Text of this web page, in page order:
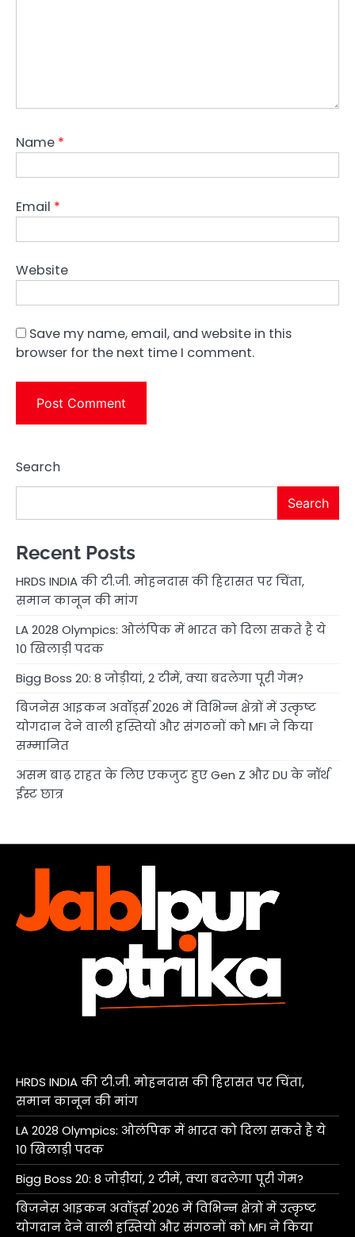
Name *
Email *
Website
Save my name, email, and website in this
browser for the next time I comment.
Search
Search
Recent Posts
HRDS INDIA की टी.जी. मोहनदास की हिरासत पर चिंता,
समान कानून की मांग
LA 2028 Olympics: ओलंपिक में भारत को दिला सकते है ये
10 खिलाड़ी पदक
Bigg Boss 20: 8 जोड़ीयां, 2 टीमें, क्या बदलेगा पूरी गेम?
बिजनेस आइकन अवॉर्ड्स 2026 में विभिन्न क्षेत्रों में उत्कृष्ट
योगदान देने वाली हस्तियों और संगठनों को MFI ने किया
सम्मानित
असम बाढ़ राहत के लिए एकजुट हुए Gen Z और DU के नॉर्थ
ईस्ट छात्र
HRDS INDIA की टी.जी. मोहनदास की हिरासत पर चिंता,
समान कानून की मांग
LA 2028 Olympics: ओलंपिक में भारत को दिला सकते है ये
10 खिलाड़ी पदक
Bigg Boss 20: 8 जोड़ीयां, 2 टीमें, क्या बदलेगा पूरी गेम?
बिजनेस आइकन अवॉर्ड्स 2026 में विभिन्न क्षेत्रों में उत्कृष्ट
योगदान देने वाली हस्तियों और संगठनों को MFI ने किया